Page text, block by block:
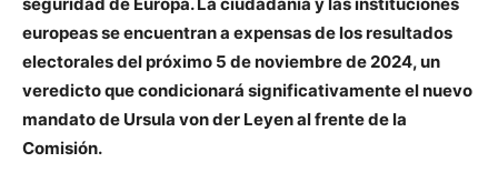
europeas se encuentran a expensas de los resultados
electorales del próximo 5 de noviembre de 2024, un
veredicto que condicionará significativamente el nuevo
mandato de Ursula von der Leyen al frente de la
Comisión.